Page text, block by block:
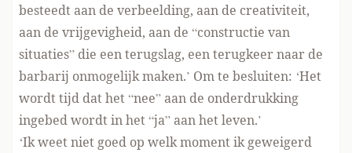
besteedt aan de verbeelding, aan de creativiteit,
aan de vrijgevigheid, aan de “constructie van
situaties” die een terugslag, een terugkeer naar de
barbarij onmogelijk maken.’ Om te besluiten: ‘Het
wordt tijd dat het “nee” aan de onderdrukking
ingebed wordt in het “ja” aan het leven.’
‘Ik weet niet goed op welk moment ik geweigerd